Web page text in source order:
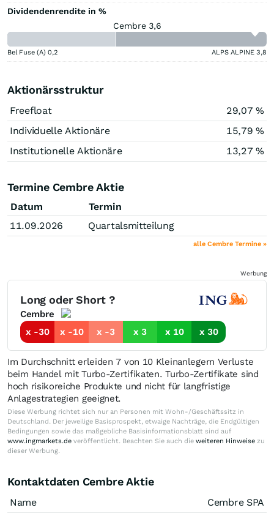
Dividendenrendite in %
Cembre 3,6
Bel Fuse (A) 0,2 ALPS ALPINE 3,8
Aktionärsstruktur
Freefloat
29,07 %
Individuelle Aktionäre
15,79 %
Institutionelle Aktionäre
13,27 %
Termine Cembre Aktie
Datum
Termin
11.09.2026
Quartalsmitteilung
alle Cembre Termine »
Werbung
Long oder Short ?
Cembre
x -30
x -10 x -3 x 3 x 10 x 30
Im Durchschnitt erleiden 7 von 10 Kleinanlegern Verluste
beim Handel mit Turbo-Zertifikaten. Turbo-Zertifikate sind
hoch risikoreiche Produkte und nicht für langfristige
Anlagestrategien geeignet.
Diese Werbung richtet sich nur an Personen mit Wohn-/Geschäftssitz in
Deutschland. Der jeweilige Basisprospekt, etwaige Nachträge, die Endgültigen
Bedingungen sowie das maßgebliche Basisinformationsblatt sind auf
www.ingmarkets.de veröffentlicht. Beachten Sie auch die weiteren Hinweise zu
dieser Werbung.
Kontaktdaten Cembre Aktie
Name
Cembre SPA